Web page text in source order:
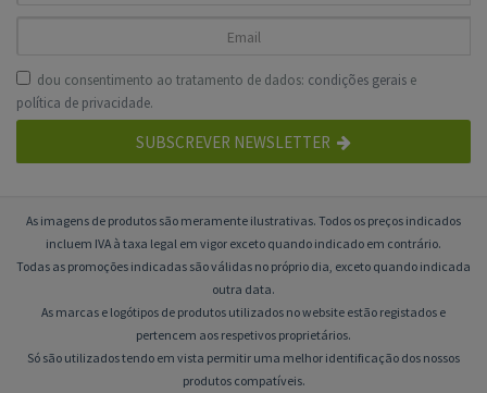
dou consentimento ao tratamento de dados: condições gerais e
política de privacidade.
SUBSCREVER NEWSLETTER
As imagens de produtos são meramente ilustrativas. Todos os preços indicados
incluem IVA à taxa legal em vigor exceto quando indicado em contrário.
Todas as promoções indicadas são válidas no próprio dia, exceto quando indicada
outra data.
As marcas e logótipos de produtos utilizados no website estão registados e
pertencem aos respetivos proprietários.
Só são utilizados tendo em vista permitir uma melhor identificação dos nossos
produtos compatíveis.